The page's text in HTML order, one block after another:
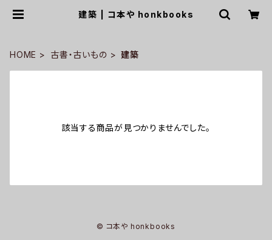
建築 | コ本や honkbooks
HOME 古書・古いもの 建築
該当する商品が見つかりませんでした。
© コ本や honkbooks